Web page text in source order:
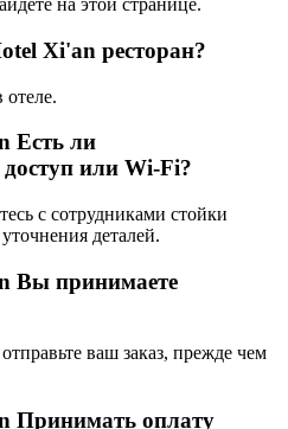
на этой странице.
Xi'an ресторан?
Есть ли
или Wi-Fi?
с сотрудниками стойки
деталей.
Вы принимаете
ваш заказ, прежде чем
Принимать оплату